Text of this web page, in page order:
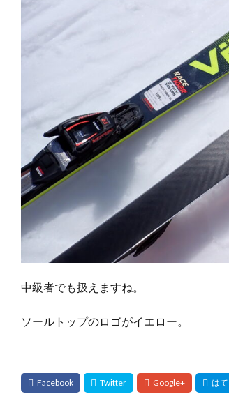
中級者でも扱えますね。
ソールトップのロゴがイエロー。